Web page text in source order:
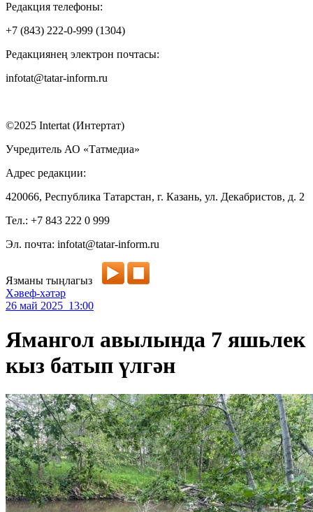
Редакция телефоны:
+7 (843) 222-0-999 (1304)
Редакциянең электрон почтасы:
infotat@tatar-inform.ru
©2025 Intertat (Интертат)
Учредитель АО «Татмедиа»
Адрес редакции:
420066, Республика Татарстан, г. Казань, ул. Декабристов, д. 2
Тел.: +7 843 222 0 999
Эл. почта: infotat@tatar-inform.ru
Язманы тыңлагыз
Хәвеф-хәтәр
26 май 2025 13:00
Ямангол авылында 7 яшьлек
кыз батып үлгән